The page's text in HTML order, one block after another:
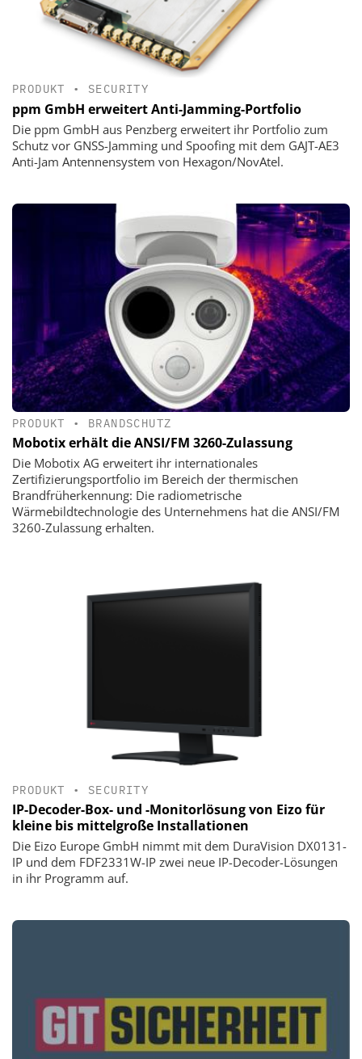
PRODUKT • SECURITY
ppm GmbH erweitert Anti-Jamming-Portfolio
Die ppm GmbH aus Penzberg erweitert ihr Portfolio zum
Schutz vor GNSS-Jamming und Spoofing mit dem GAJT-AE3
Anti-Jam Antennensystem von Hexagon/NovAtel.
PRODUKT • BRANDSCHUTZ
Mobotix erhält die ANSI/FM 3260-Zulassung
Die Mobotix AG erweitert ihr internationales
Zertifizierungsportfolio im Bereich der thermischen
Brandfrüherkennung: Die radiometrische
Wärmebildtechnologie des Unternehmens hat die ANSI/FM
3260-Zulassung erhalten.
PRODUKT • SECURITY
IP-Decoder-Box- und -Monitorlösung von Eizo für
kleine bis mittelgroße Installationen
Die Eizo Europe GmbH nimmt mit dem DuraVision DX0131-
IP und dem FDF2331W-IP zwei neue IP-Decoder-Lösungen
in ihr Programm auf.